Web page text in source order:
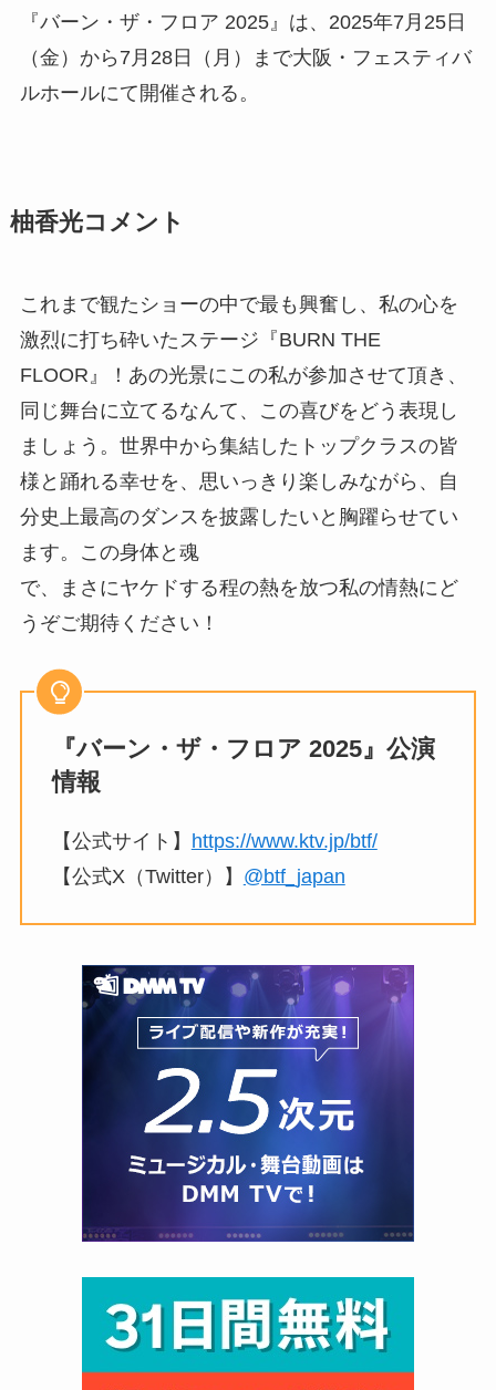
『バーン・ザ・フロア 2025』は、2025年7月25日
（金）から7月28日（月）まで大阪・フェスティバ
ルホールにて開催される。
柚香光コメント
これまで観たショーの中で最も興奮し、私の心を
激烈に打ち砕いたステージ『BURN THE
FLOOR』！あの光景にこの私が参加させて頂き、
同じ舞台に立てるなんて、この喜びをどう表現し
ましょう。世界中から集結したトップクラスの皆
様と踊れる幸せを、思いっきり楽しみながら、自
分史上最高のダンスを披露したいと胸躍らせてい
ます。この身体と魂
で、まさにヤケドする程の熱を放つ私の情熱にど
うぞご期待ください！
『バーン・ザ・フロア 2025』公演
情報
【公式サイト】 https://www.ktv.jp/btf/
【公式X（Twitter）】 @btf_japan